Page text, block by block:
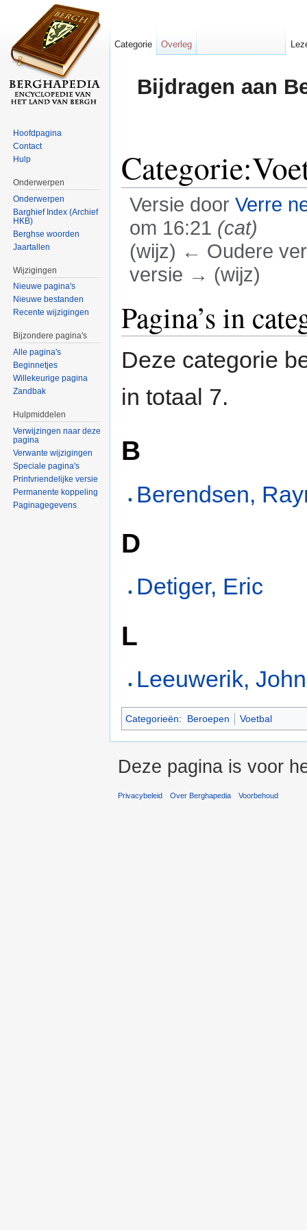
Bijdragen aan
Versie door Verre
om 16:21 (cat)
(wijz) ← Oudere
versie → (wijz)
Pagina’s in
Deze categorie
in totaal 7.
B
Berendsen,
D
Detiger, Eric
L
Leeuwerik, John
Categorieën: Beroepen Voetbal
Categorie Overleg
Hoofdpagina
Contact
Hulp
Onderwerpen
Onderwerpen
Barghief Index (Archief
HKB)
Berghse woorden
Jaartallen
Wijzigingen
Nieuwe pagina's
Nieuwe bestanden
Recente wijzigingen
Bijzondere pagina's
Alle pagina's
Beginnetjes
Willekeurige pagina
Zandbak
Hulpmiddelen
Verwijzingen naar deze
pagina
Verwante wijzigingen
Speciale pagina's
Printvriendelijke versie
Permanente koppeling
Paginagegevens
Deze pagina is voor
Privacybeleid Over Berghapedia Voorbehoud